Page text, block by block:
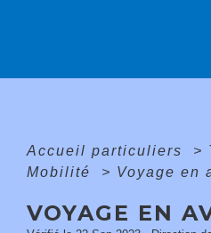
Accueil particuliers >
Mobilité
> Voyage en
VOYAGE EN